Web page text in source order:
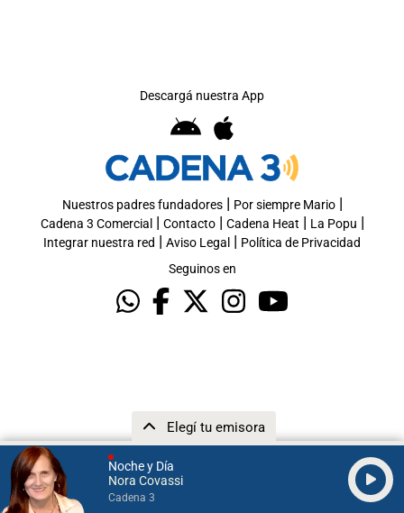
Noche y Día
Nora Covassi
Cadena 3
Elegí tu emisora
Descargá nuestra App
Nuestros padres fundadores| Por siempre Mario|
Cadena 3 Comercial | Contacto| Cadena Heat | La Popu |
Integrar nuestra red | Aviso Legal | Política de Privacidad
Seguinos en